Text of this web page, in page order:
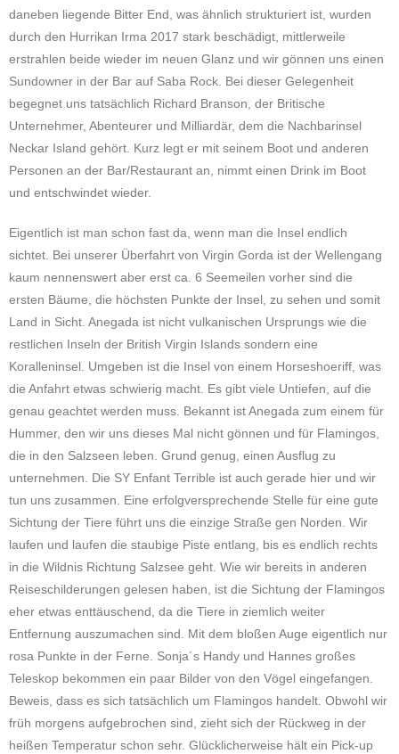
daneben liegende Bitter End, was ähnlich strukturiert ist, wurden
durch den Hurrikan Irma 2017 stark beschädigt, mittlerweile
erstrahlen beide wieder im neuen Glanz und wir gönnen uns einen
Sundowner in der Bar auf Saba Rock. Bei dieser Gelegenheit
begegnet uns tatsächlich Richard Branson, der Britische
Unternehmer, Abenteurer und Milliardär, dem die Nachbarinsel
Neckar Island gehört. Kurz legt er mit seinem Boot und anderen
Personen an der Bar/Restaurant an, nimmt einen Drink im Boot
und entschwindet wieder.
Eigentlich ist man schon fast da, wenn man die Insel endlich
sichtet. Bei unserer Überfahrt von Virgin Gorda ist der Wellengang
kaum nennenswert aber erst ca. 6 Seemeilen vorher sind die
ersten Bäume, die höchsten Punkte der Insel, zu sehen und somit
Land in Sicht. Anegada ist nicht vulkanischen Ursprungs wie die
restlichen Inseln der British Virgin Islands sondern eine
Koralleninsel. Umgeben ist die Insel von einem Horseshoeriff, was
die Anfahrt etwas schwierig macht. Es gibt viele Untiefen, auf die
genau geachtet werden muss. Bekannt ist Anegada zum einem für
Hummer, den wir uns dieses Mal nicht gönnen und für Flamingos,
die in den Salzseen leben. Grund genug, einen Ausflug zu
unternehmen. Die SY Enfant Terrible ist auch gerade hier und wir
tun uns zusammen. Eine erfolgversprechende Stelle für eine gute
Sichtung der Tiere führt uns die einzige Straße gen Norden. Wir
laufen und laufen die staubige Piste entlang, bis es endlich rechts
in die Wildnis Richtung Salzsee geht. Wie wir bereits in anderen
Reiseschilderungen gelesen haben, ist die Sichtung der Flamingos
eher etwas enttäuschend, da die Tiere in ziemlich weiter
Entfernung auszumachen sind. Mit dem bloßen Auge eigentlich nur
rosa Punkte in der Ferne. Sonja´s Handy und Hannes großes
Teleskop bekommen ein paar Bilder von den Vögel eingefangen.
Beweis, dass es sich tatsächlich um Flamingos handelt. Obwohl wir
früh morgens aufgebrochen sind, zieht sich der Rückweg in der
heißen Temperatur schon sehr. Glücklicherweise hält ein Pick-up